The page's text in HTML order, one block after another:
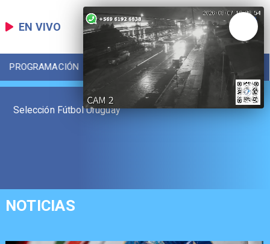
EN VIVO
PROGRAMACIÓN LOCAL DEPORTES
Selección Fútbol Uruguay
NOTICIAS